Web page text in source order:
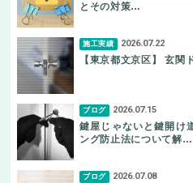
とその対策…
施工実績 2026.07.22
【東京都文京区】 玄
ブログ 2026.07.15
鍵屋じゃないと鍵開け
ング防止法について解…
ブログ 2026.07.08